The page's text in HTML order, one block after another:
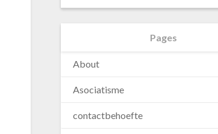
Pages
About
Asociatisme
contactbehoefte